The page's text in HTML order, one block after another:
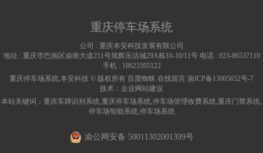
重庆停车场系统
公司 : 重庆本安科技发展有限公司
地址 : 重庆市巴南区渝南大道251号旭辉乐活城29A栋10-10/11号 电话 : 023-86537110
手机 : 18623595122
重庆停车场系统,本安科技 © 版权所有 百度蜘蛛 在线留言 渝ICP备13005652号-7
技术： 企业网站建设
本站关键词： 重庆车牌识别系统,重庆停车场系统,停车场管理收费系统,重庆门禁系统,
停车场智能系统,停车场系统
渝公网安备 50011302001399号